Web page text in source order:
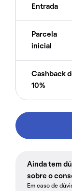
Entrada
Parcela
inicial
Cashback
10%
Ainda tem
sobre o
Em caso de